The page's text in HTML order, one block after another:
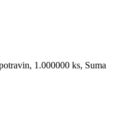
1.000000 ks, Suma